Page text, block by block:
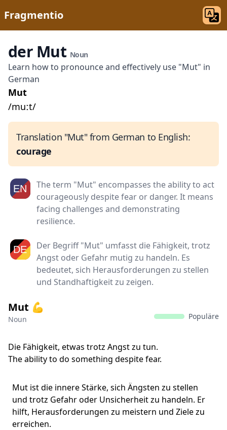
Fragmentio
der Mut Noun
Learn how to pronounce and effectively use "Mut" in
German
Mut
/muːt/
Translation "Mut" from German to English:
courage
The term "Mut" encompasses the ability to act
courageously despite fear or danger. It means
facing challenges and demonstrating
resilience.
Der Begriff "Mut" umfasst die Fähigkeit, trotz
Angst oder Gefahr mutig zu handeln. Es
bedeutet, sich Herausforderungen zu stellen
und Standhaftigkeit zu zeigen.
Mut 💪
Noun Populäre
Die Fähigkeit, etwas trotz Angst zu tun.
The ability to do something despite fear.
Mut ist die innere Stärke, sich Ängsten zu stellen
und trotz Gefahr oder Unsicherheit zu handeln. Er
hilft, Herausforderungen zu meistern und Ziele zu
erreichen.